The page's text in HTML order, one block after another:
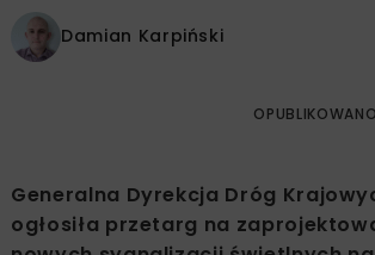
Damian Karpiński
Generalna Dyrekcja Dróg
ogłosiła przetarg na